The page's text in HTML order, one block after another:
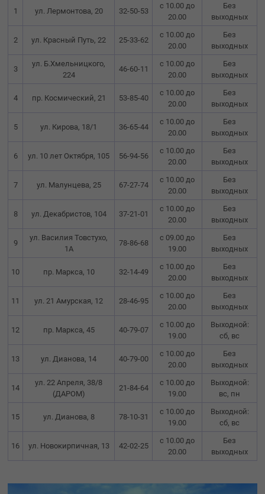
1 ул. Лермонтова, 20 32-50-53
с 10.00 до
20.00
Без
выходных
2 ул. Красный Путь, 22 25-33-62
с 10.00 до
20.00
Без
выходных
3
ул. Б.Хмельницкого,
224
46-60-11
с 10.00 до
20.00
Без
выходных
4 пр. Космический, 21 53-85-40
с 10.00 до
20.00
Без
выходных
5 ул. Кирова, 18/1 36-65-44
с 10.00 до
20.00
Без
выходных
6 ул. 10 лет Октября, 105 56-94-56
с 10.00 до
20.00
Без
выходных
7 ул. Малунцева, 25 67-27-74
с 10.00 до
20.00
Без
выходных
8 ул. Декабристов, 104 37-21-01
с 10.00 до
20.00
Без
выходных
9
ул. Василия Товстухо,
1А
78-86-68
с 09.00 до
19.00
Без
выходных
10 пр. Маркса, 10 32-14-49
с 10.00 до
20.00
Без
выходных
11 ул. 21 Амурская, 12 28-46-95
с 10.00 до
20.00
Без
выходных
12 пр. Маркса, 45 40-79-07
с 10.00 до
19.00
Выходной:
сб, вс
13 ул. Дианова, 14 40-79-00
с 10.00 до
20.00
Без
выходных
14
ул. 22 Апреля, 38/8
(ДАРОМ)
21-84-64
с 10.00 до
19.00
Выходной:
вс, пн
15 ул. Дианова, 8 78-10-31
с 10.00 до
19.00
Выходной:
сб, вс
16 ул. Новокирпичная, 13 42-02-25
с 10.00 до
20.00
Без
выходных